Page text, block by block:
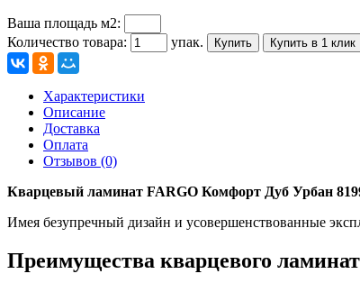
Ваша площадь м2:
Количество товара:
упак. Купить Купить в 1 клик
Характеристики
Описание
Доставка
Оплата
Отзывов (0)
Кварцевый ламинат FARGO Комфорт Дуб Урбан
Имея безупречный дизайн и усовершенствованные
Преимущества кварцевого